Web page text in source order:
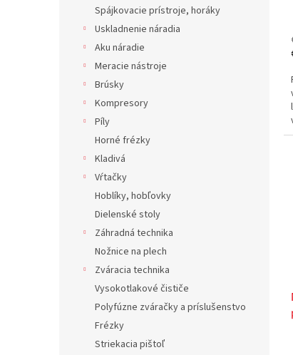
Spájkovacie prístroje, horáky
Uskladnenie náradia
Aku náradie
Meracie nástroje
Brúsky
Kompresory
Píly
Horné frézky
Kladivá
Vŕtačky
Hoblíky, hobľovky
Dielenské stoly
Záhradná technika
Nožnice na plech
Zváracia technika
Vysokotlakové čističe
Polyfúzne zváračky a príslušenstvo
Frézky
Striekacia pištoľ